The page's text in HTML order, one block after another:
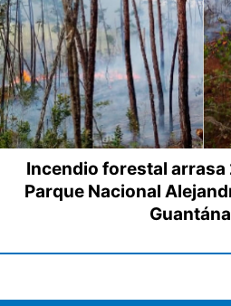
Incendio forestal
Parque Nacional